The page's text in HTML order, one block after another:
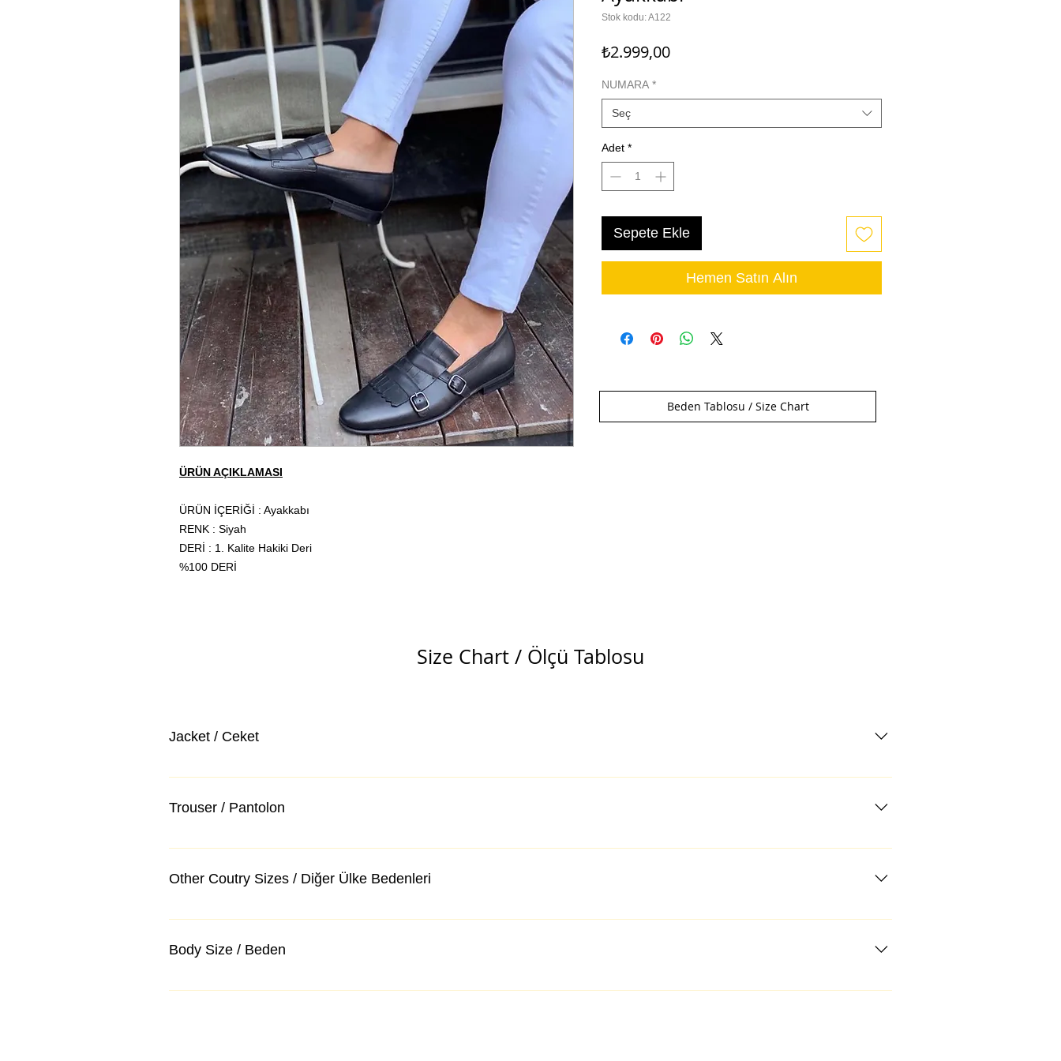
ÜRÜN AÇIKLAMASI
ÜRÜN İÇERİĞİ : Ayakkabı
RENK : Siyah
DERİ : 1. Kalite Hakiki Deri
%100 DERİ
Stok kodu: A122
₺2.999,00Fiyat
NUMARA *
Seç
Adet *
Sepete Ekle
Hemen Satın Alın
Beden Tablosu / Size Chart
Size Chart / Ölçü Tablosu
Jacket / Ceket
Trouser / Pantolon
Other Coutry Sizes / Diğer Ülke Bedenleri
Body Size / Beden